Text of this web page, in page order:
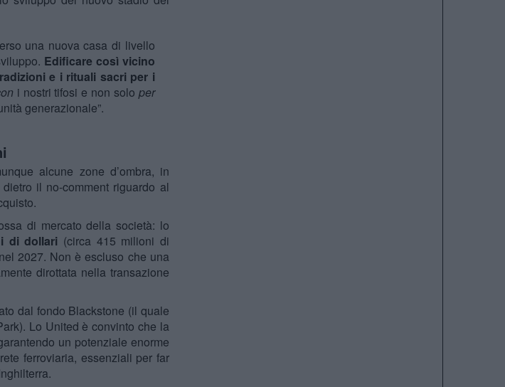
una nuova casa di livello
Edificare così vicino
e i rituali sacri per i
i nostri tifosi e non solo per
generazionale”.
alcune zone d’ombra, in
il no-comment riguardo al
di mercato della società: lo
di dollari (circa 415 milioni di
2027. Non è escluso che una
dirottata nella transazione
dal fondo Blackstone (il quale
Lo United è convinto che la
un potenziale enorme
ferroviaria, essenziali per far